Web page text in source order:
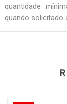
quantidade
quando solicitado